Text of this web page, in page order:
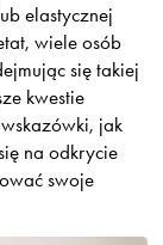
elastycznej
wiele osób
się takiej
kwestie
jak
na odkrycie
swoje